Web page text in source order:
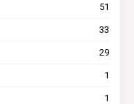
51
33
29
1
1